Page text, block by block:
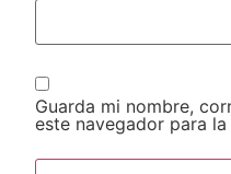
Guarda mi nombre,
este navegador para